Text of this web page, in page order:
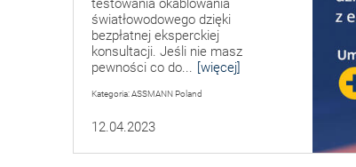
12.04.2023
testowania okablowania
światłowodowego dzięki
bezpłatnej eksperckiej
konsultacji. Jeśli nie masz
pewności co do... [więcej]
Kategoria: ASSMANN Poland